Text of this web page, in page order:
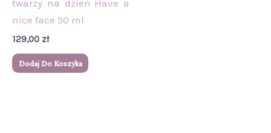
twarzy na dzień Have a
nice face 50 ml
129,00 zł
Dodaj Do Koszyka